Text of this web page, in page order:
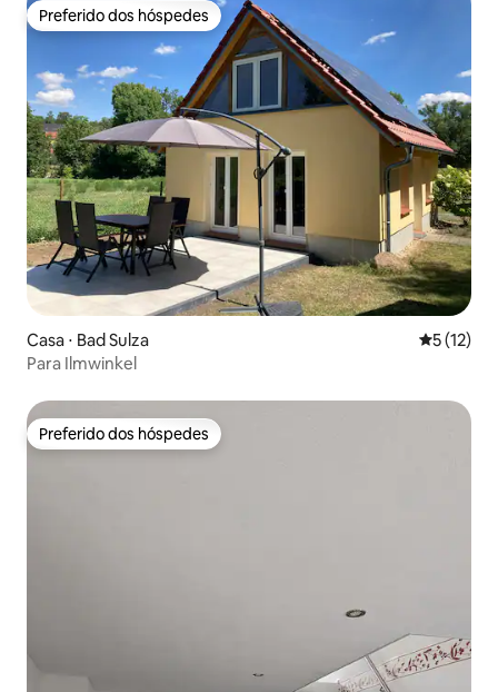
Preferido dos hóspedes
Preferido dos hóspedes
Casa ⋅ Bad Sulza 5 de uma
5 (12)
Para Ilmwinkel
Preferido dos hóspedes
Preferido dos hóspedes